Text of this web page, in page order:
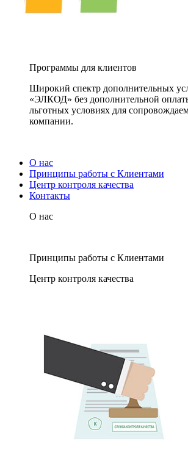
Программы для клиентов
Широкий спектр дополнительных
«ЭЛКОД» без дополнительной
льготных условиях для
компании.
О нас
Принципы работы с Клиентами
Центр контроля качества
Контакты
О нас
Принципы работы с Клиентами
Центр контроля качества